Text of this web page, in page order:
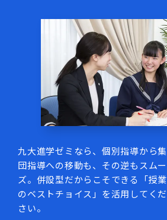
九大進学ゼミなら、個別指導から集
団指導への移動も、その逆もスムー
ズ。併設型だからこそできる「授業
のベストチョイス」を活用してくだ
さい。